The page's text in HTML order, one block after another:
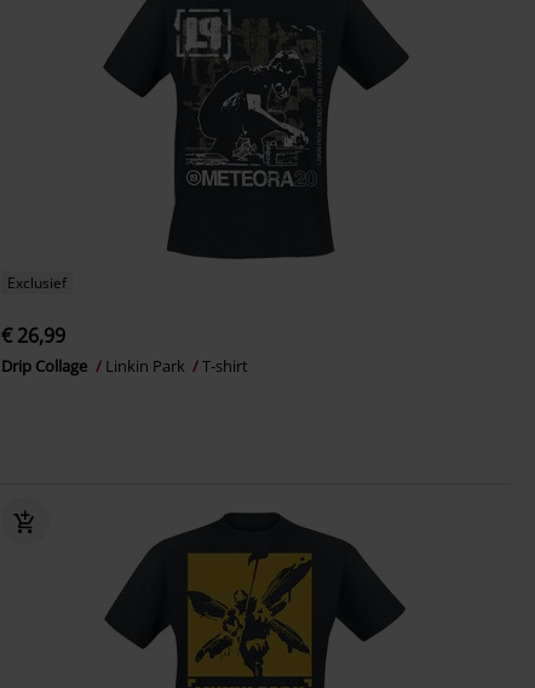
Exclusief
€ 26,99
Drip Collage Linkin Park T-shirt